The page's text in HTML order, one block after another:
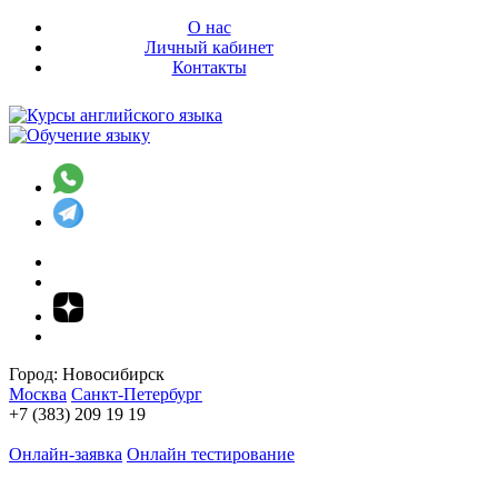
О нас
Личный кабинет
Контакты
Город: Новосибирск
Москва Санкт-Петербург
+7 (383) 209 19 19
Онлайн-заявка Онлайн тестирование